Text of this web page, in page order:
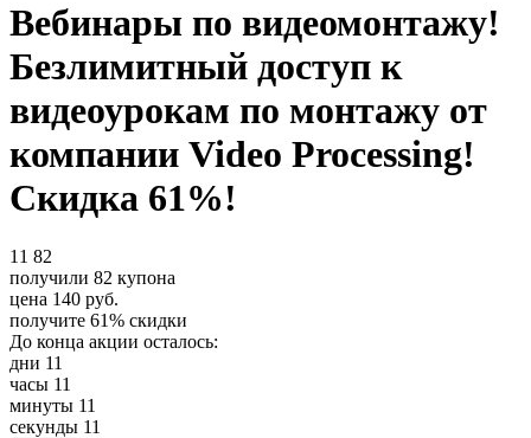
Вебинары по видеомонтажу!
Безлимитный доступ к
видеоурокам по монтажу от
компании Video Processing!
Скидка 61%!
11 82
получили 82 купона
цена 140 руб.
получите 61% скидки
До конца акции осталось:
дни 11
часы 11
минуты 11
секунды 11